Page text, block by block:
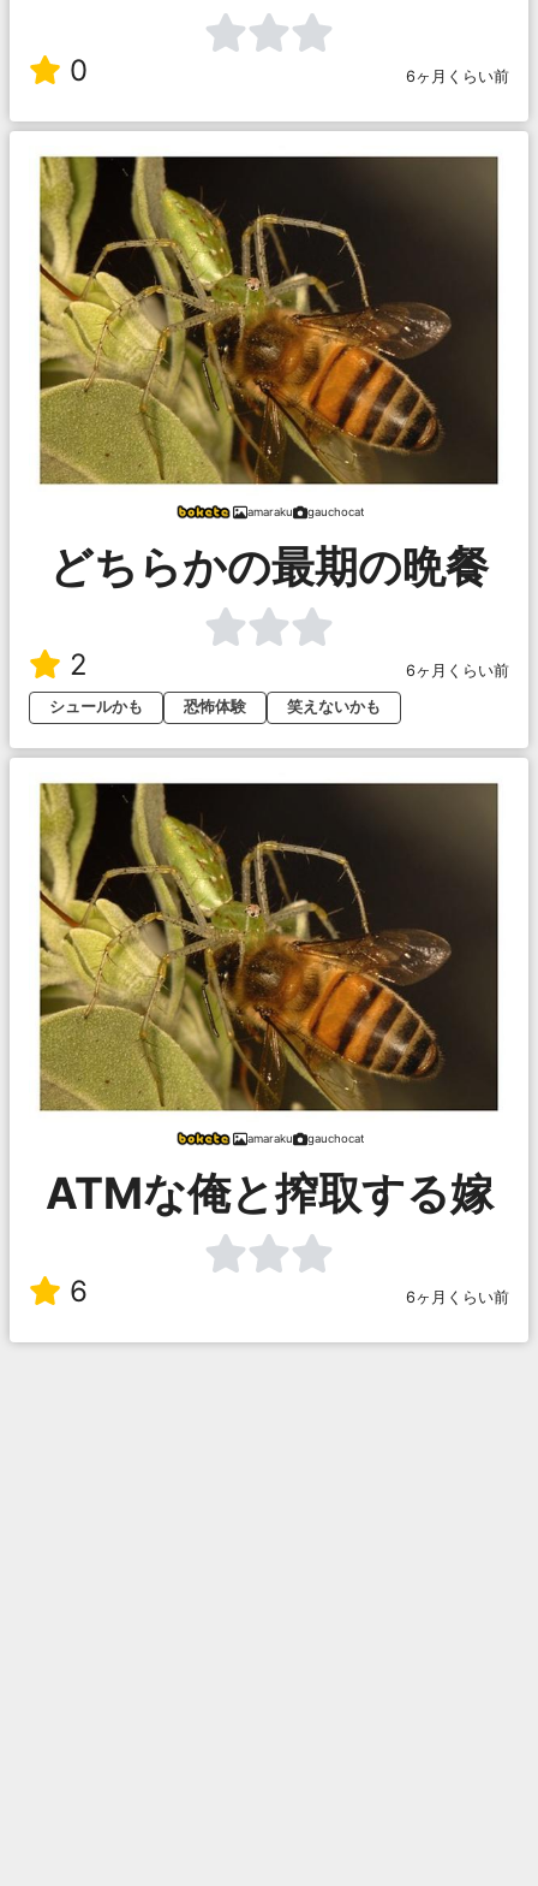
0 6ヶ月くらい前
amaraku gauchocat
どちらかの最期の晩餐
2
6ヶ月くらい前
シュールかも
恐怖体験 笑えないかも
amaraku gauchocat
ATMな俺と搾取する嫁
6 6ヶ月くらい前